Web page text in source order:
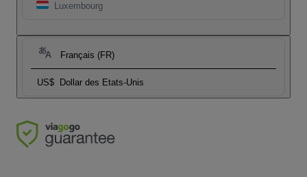
Luxembourg
Français (FR)
US$ Dollar des Etats-Unis